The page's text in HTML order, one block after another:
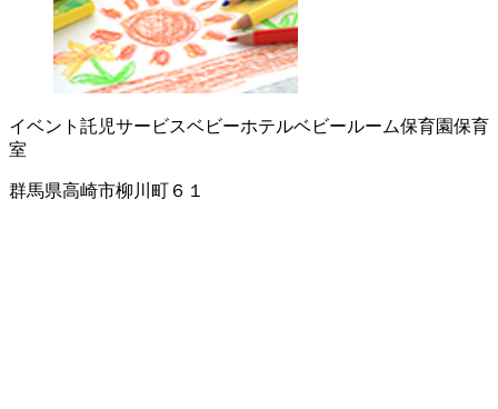
イベント託児サービスベビーホテルベビールーム保育園保育
室
群馬県高崎市柳川町６１